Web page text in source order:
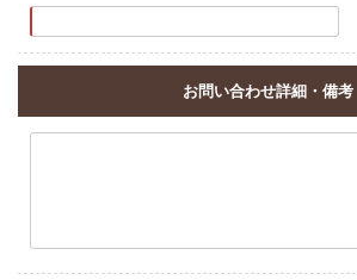
お問い合わせ詳細・備考